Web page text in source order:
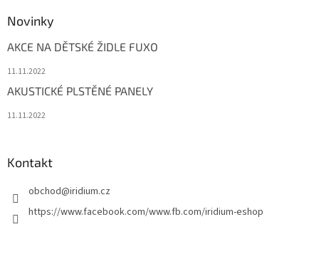
Novinky
AKCE NA DĚTSKÉ ŽIDLE FUXO
11.11.2022
AKUSTICKÉ PLSTĚNÉ PANELY
11.11.2022
Kontakt
obchod@iridium.cz
https://www.facebook.com/www.fb.com/iridium-eshop